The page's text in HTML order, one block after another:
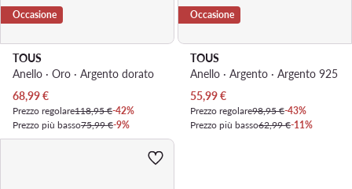
Occasione
TOUS
Anello · Oro · Argento dorato
Prezzo attuale
68,99€
Prezzo regolare118,95 €-42%
Prezzo più basso75,99 €-9%
Occasione
TOUS
Anello · Argento · Argento 925
Prezzo attuale
55,99€
Prezzo regolare98,95 €-43%
Prezzo più basso62,99 €-11%